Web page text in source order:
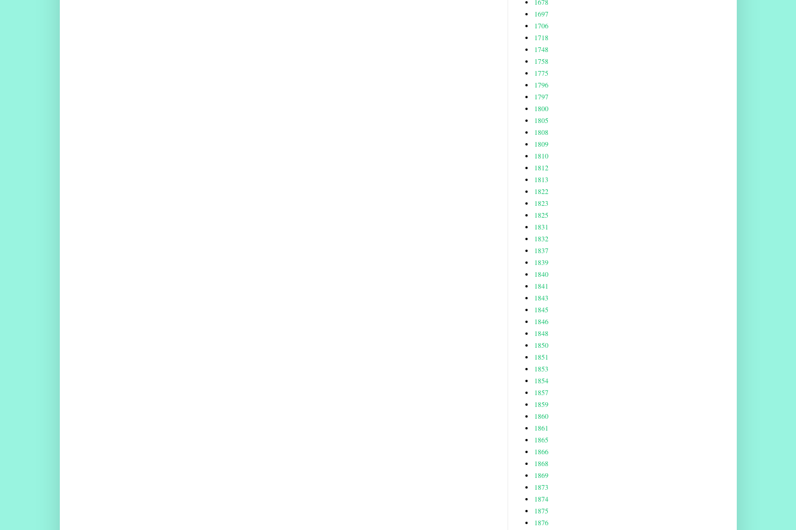
1697
1706
1718
1748
1758
1775
1796
1797
1800
1805
1808
1809
1810
1812
1813
1822
1823
1825
1831
1832
1837
1839
1840
1841
1843
1845
1846
1848
1850
1851
1853
1854
1857
1859
1860
1861
1865
1866
1868
1869
1873
1874
1875
1876